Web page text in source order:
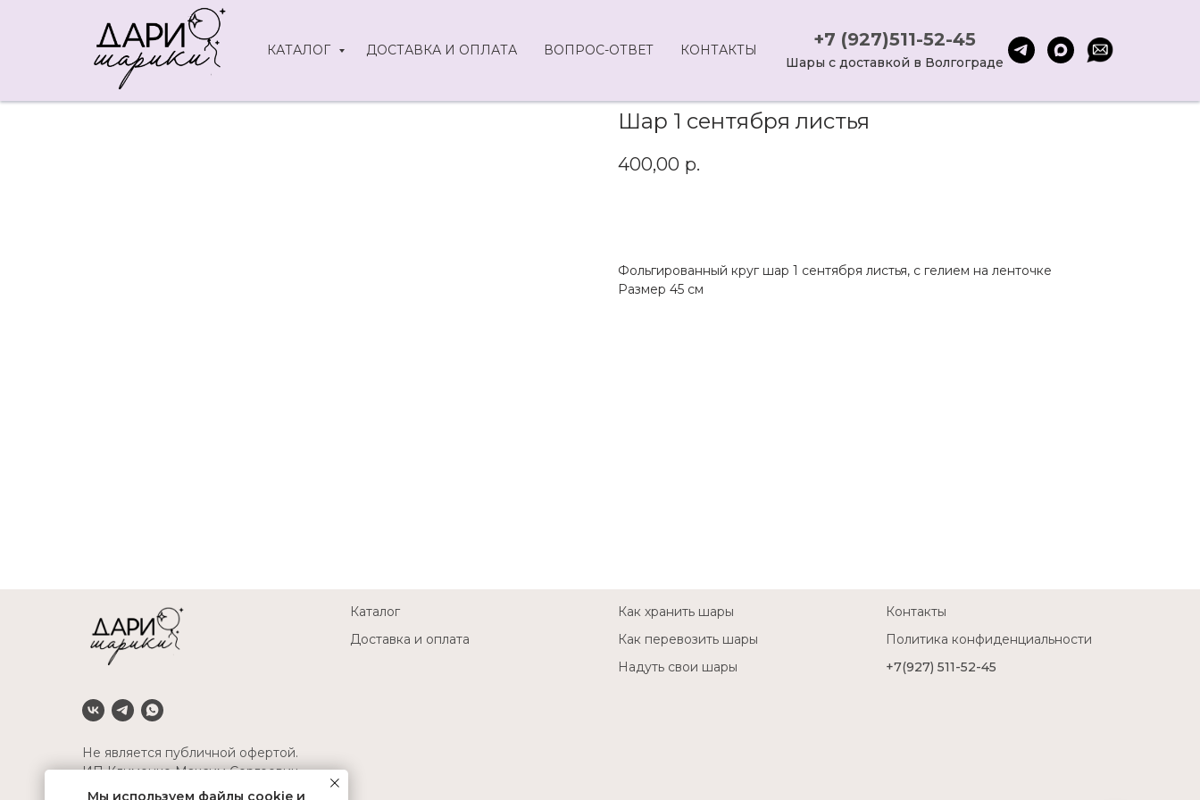
КАТАЛОГ ДОСТАВКА И ОПЛАТА ВОПРОС-ОТВЕТ КОНТАКТЫ +7 (927)511-52-45
Шары с доставкой в Волгограде
Мы используем файлы cookie и
Шар 1 сентября листья
400,00 р.
Фольгированный круг шар 1 сентября листья, с гелием на ленточке
Размер 45 см
Не является публичной офертой.
ИП Клименко Максим Сергеевич
ОГРНИП 314345508700016
Каталог
Доставка и оплата
Как хранить шары
Как перевозить шары
Надуть свои шары
Контакты
Политика конфиденциальности
+7(927) 511-52-45